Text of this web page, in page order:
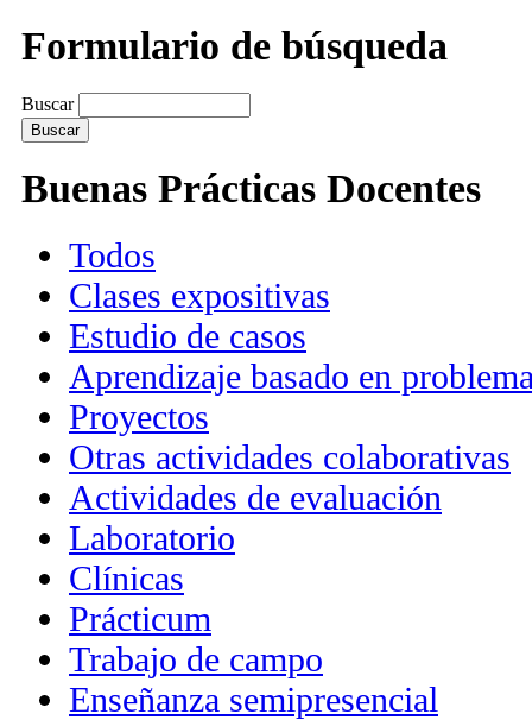
Formulario de búsqueda
Buscar
Buenas Prácticas Docentes
Todos
Clases expositivas
Estudio de casos
Aprendizaje basado en
Proyectos
Otras actividades colaborativas
Actividades de evaluación
Laboratorio
Clínicas
Prácticum
Trabajo de campo
Enseñanza semipresencial